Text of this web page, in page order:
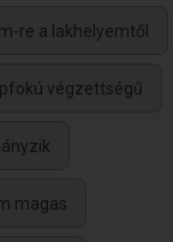
re a lakhelyemtől
végzettségű
magas